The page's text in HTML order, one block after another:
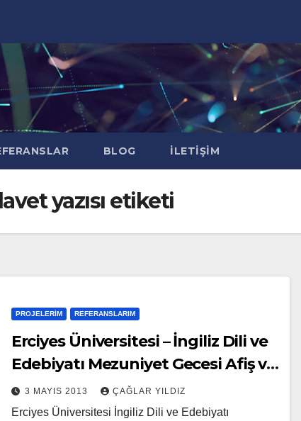
BLOG İLETIŞIM
yazısı etiketi
PROJELERIM REFERANSLARIM
Erciyes Üniversitesi – İngiliz Dili ve
Edebiyatı Mezuniyet Gecesi Afiş ve
Davetiye Tasarımı
3 MAYIS 2013 ÇAĞLAR YILDIZ
Erciyes Üniversitesi İngiliz Dili ve Edebiyatı